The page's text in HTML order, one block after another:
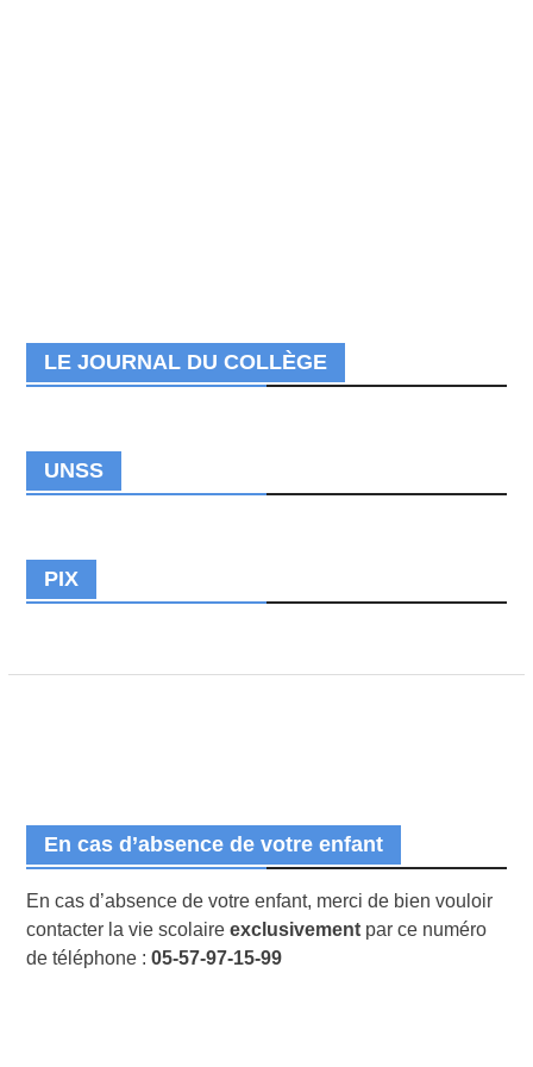
LE JOURNAL DU COLLÈGE
UNSS
PIX
En cas d’absence de votre enfant
En cas d’absence de votre enfant, merci de bien vouloir
contacter la vie scolaire exclusivementpar ce numéro
de téléphone : 05-57-97-15-99